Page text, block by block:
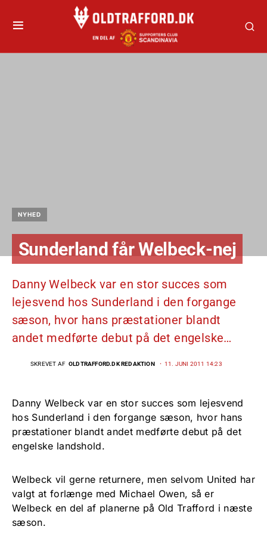
NYHED
Sunderland får Welbeck-nej
Danny Welbeck var en stor succes som
lejesvend hos Sunderland i den forgange
sæson, hvor hans præstationer blandt
andet medførte debut på det engelske…
SKREVET AF OLDTRAFFORD.DK REDAKTION 11. JUNI 2011 14:23
Danny Welbeck var en stor succes som lejesvend
hos Sunderland i den forgange sæson, hvor hans
præstationer blandt andet medførte debut på det
engelske landshold.
Welbeck vil gerne returnere, men selvom United har
valgt at forlænge med Michael Owen, så er
Welbeck en del af planerne på Old Trafford i næste
sæson.